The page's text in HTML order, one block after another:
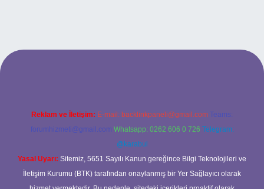
www.hiltonbetx.org/
Reklam ve İletişim: E-mail: backlinkpaneli@gmail.com Teams:
forumhizmeti@gmail.com Whatsapp: 0262 606 0 726 Telegram:
@karabul
Yasal Uyarı: Sitemiz, 5651 Sayılı Kanun gereğince Bilgi Teknolojileri ve
İletişim Kurumu (BTK) tarafından onaylanmış bir Yer Sağlayıcı olarak